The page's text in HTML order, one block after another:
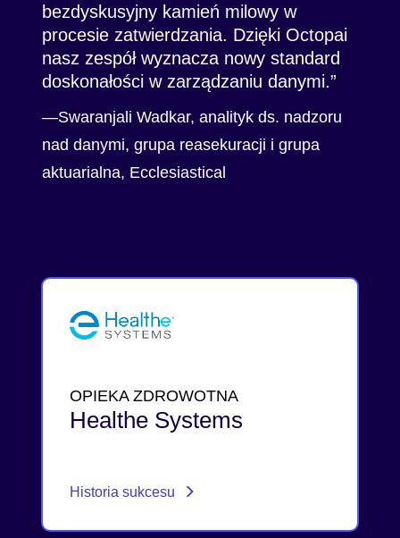
bezdyskusyjny kamień milowy w
procesie zatwierdzania. Dzięki Octopai
nasz zespół wyznacza nowy standard
doskonałości w zarządzaniu danymi.
—Swaranjali Wadkar, analityk ds. nadzoru
nad danymi, grupa reasekuracji i grupa
aktuarialna, Ecclesiastical
OPIEKA ZDROWOTNA
Healthe Systems
Historia sukcesu